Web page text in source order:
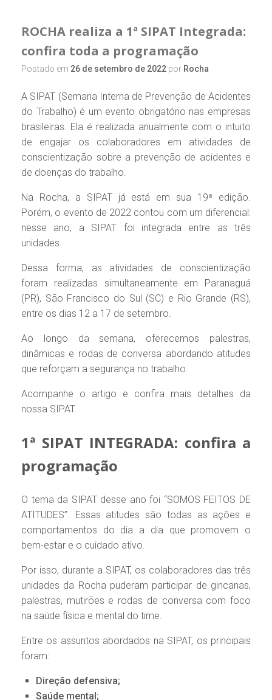
ROCHA realiza a 1ª SIPAT Integrada:
confira toda a programação
Postado em 26 de setembro de 2022 por Rocha
A SIPAT (Semana Interna de Prevenção de Acidentes
do Trabalho) é um evento obrigatório nas empresas
brasileiras. Ela é realizada anualmente com o intuito
de engajar os colaboradores em atividades de
conscientização sobre a prevenção de acidentes e
de doenças do trabalho.
Na Rocha, a SIPAT já está em sua 19ª edição.
Porém, o evento de 2022 contou com um diferencial:
nesse ano, a SIPAT foi integrada entre as três
unidades.
Dessa forma, as atividades de conscientização
foram realizadas simultaneamente em Paranaguá
(PR), São Francisco do Sul (SC) e Rio Grande (RS),
entre os dias 12 a 17 de setembro.
Ao longo da semana, oferecemos palestras,
dinâmicas e rodas de conversa abordando atitudes
que reforçam a segurança no trabalho.
Acompanhe o artigo e confira mais detalhes da
nossa SIPAT.
1ª SIPAT INTEGRADA: confira a
programação
O tema da SIPAT desse ano foi “SOMOS FEITOS DE
ATITUDES”. Essas atitudes são todas as ações e
comportamentos do dia a dia que promovem o
bem-estar e o cuidado ativo.
Por isso, durante a SIPAT, os colaboradores das três
unidades da Rocha puderam participar de gincanas,
palestras, mutirões e rodas de conversa com foco
na saúde física e mental do time.
Entre os assuntos abordados na SIPAT, os principais
foram:
Direção defensiva;
Saúde mental;